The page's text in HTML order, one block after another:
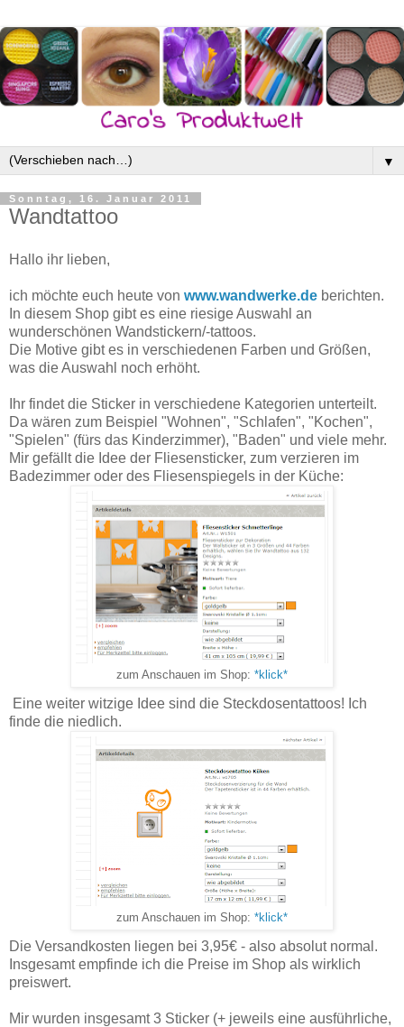
▼
Sonntag, 16. Januar 2011
Wandtattoo
Hallo ihr lieben,
ich möchte euch heute von www.wandwerke.de berichten.
In diesem Shop gibt es eine riesige Auswahl an
wunderschönen Wandstickern/-tattoos.
Die Motive gibt es in verschiedenen Farben und Größen,
was die Auswahl noch erhöht.
Ihr findet die Sticker in verschiedene Kategorien unterteilt.
Da wären zum Beispiel "Wohnen", "Schlafen", "Kochen",
"Spielen" (fürs das Kinderzimmer), "Baden" und viele mehr.
Mir gefällt die Idee der Fliesensticker, zum verzieren im
Badezimmer oder des Fliesenspiegels in der Küche:
zum Anschauen im Shop: *klick*
Eine weiter witzige Idee sind die Steckdosentattoos! Ich
finde die niedlich.
zum Anschauen im Shop: *klick*
Die Versandkosten liegen bei 3,95€ - also absolut normal.
Insgesamt empfinde ich die Preise im Shop als wirklich
preiswert.
Mir wurden insgesamt 3 Sticker (+ jeweils eine ausführliche,